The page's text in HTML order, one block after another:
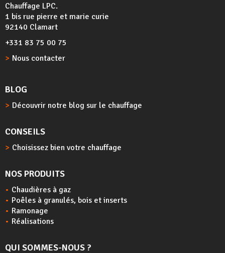
Chauffage LPC.
1 bis rue pierre et marie curie
92140 Clamart
+331 83 75 00 75
Nous contacter
BLOG
Découvrir notre blog sur le chauffage
CONSEILS
Choisissez bien votre chauffage
NOS PRODUITS
Chaudières à gaz
Poêles à granulés, bois et inserts
Ramonage
Réalisations
QUI SOMMES-NOUS ?